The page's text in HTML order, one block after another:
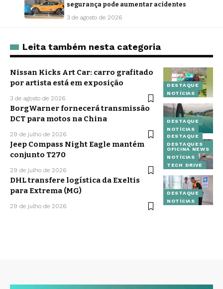
segurança pode aumentar acidentes
3 de agosto de 2026
Leita também nesta categoria
DESTAQUE
NOTÍCIAS
Nissan Kicks Art Car: carro grafitado
por artista está em exposição
3 de agosto de 2026
DESTAQUE
NOTÍCIAS
BorgWarner fornecerá transmissão
DCT para motos na China
29 de julho de 2026
DESTAQUE
DESTAQUES
OFICINA NEWS
NOTÍCIAS
TECH DRIVE
Jeep Compass Night Eagle mantém
conjunto T270
29 de julho de 2026
DESTAQUE
NOTÍCIAS
DHL transfere logística da Exeltis
para Extrema (MG)
29 de julho de 2026